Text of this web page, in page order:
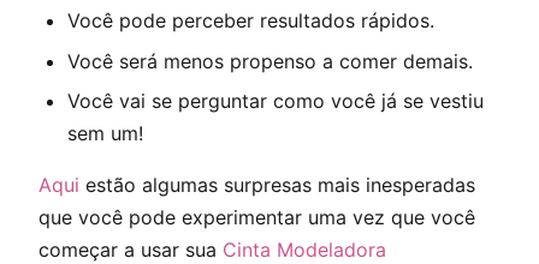
Você pode perceber resultados rápidos.
Você será menos propenso a comer demais.
Você vai se perguntar como você já se vestiu
sem um!
Aqui estão algumas surpresas mais inesperadas
que você pode experimentar uma vez que você
começar a usar sua Cinta Modeladora